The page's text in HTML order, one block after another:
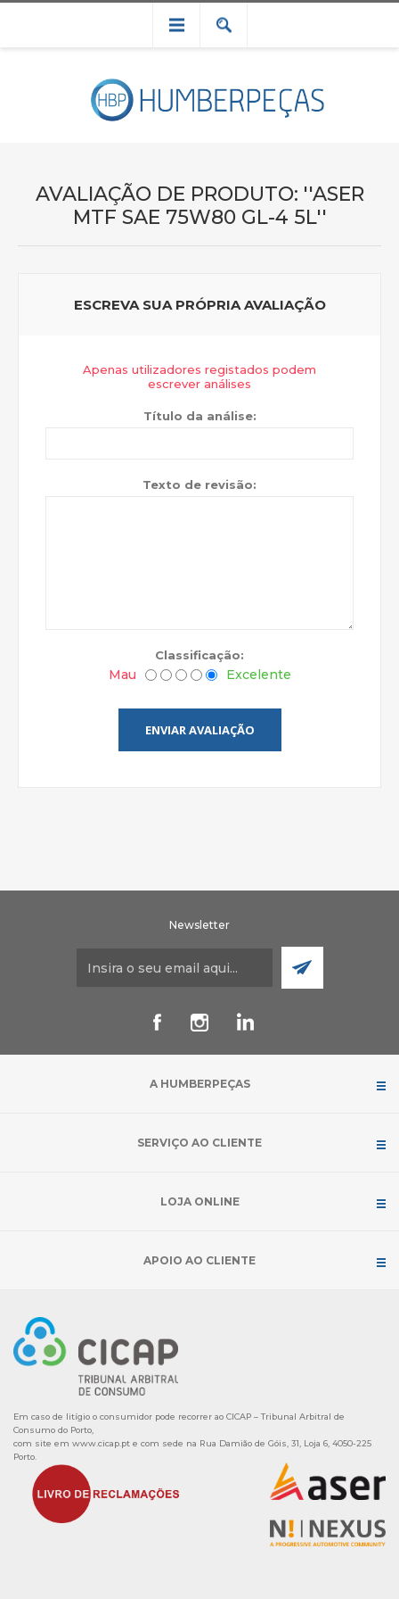
AVALIAÇÃO DE PRODUTO:
ASER
MTF SAE 75W80 GL-4 5L
ESCREVA SUA PRÓPRIA AVALIAÇÃO
Apenas utilizadores registados podem
escrever análises
Título da análise:
Texto de revisão:
Classificação:
Mau Excelente
ENVIAR AVALIAÇÃO
Newsletter
A HUMBERPEÇAS
SERVIÇO AO CLIENTE
LOJA ONLINE
APOIO AO CLIENTE
Em caso de litígio o consumidor pode recorrer ao CICAP – Tribunal Arbitral de
Consumo do Porto,
com site em www.cicap.pt e com sede na Rua Damião de Góis, 31, Loja 6, 4050-225
Porto.